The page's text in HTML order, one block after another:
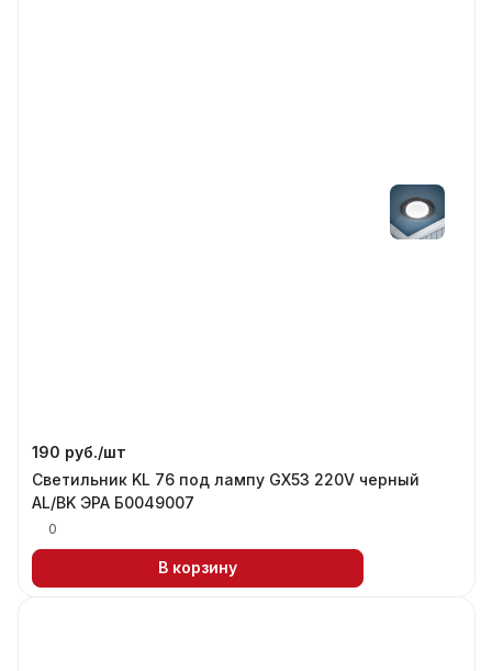
190 руб./шт
Светильник KL 76 под лампу GX53 220V черный
AL/BK ЭРА Б0049007
0
В корзину